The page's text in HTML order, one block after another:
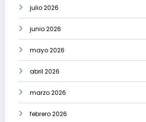
julio 2026
junio 2026
mayo 2026
abril 2026
marzo 2026
febrero 2026